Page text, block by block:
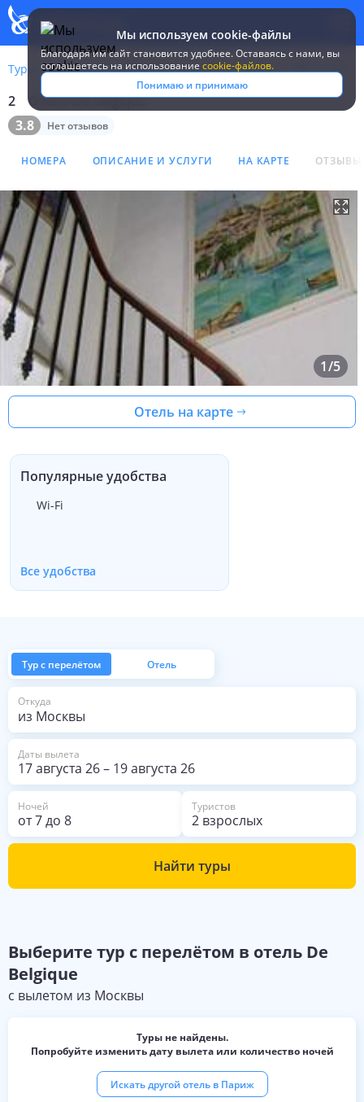
Мы используем cookie-файлы
Благодаря им сайт становится удобнее. Оставаясь c нами, вы
соглашаетесь на использование cookie-файлов.
Понимаю и принимаю
Туры Франция Париж De Belgique
Отель De Belgique 2*
2
Отель De Belgique
3.8
Нет отзывов
НОМЕРА ОПИСАНИЕ И УСЛУГИ НА КАРТЕ ОТЗЫВЫ
1/5
Отель на карте
Популярные удобства
Wi-Fi
Все удобства
Тур с перелётом Отель
Откуда
из Москвы
Даты вылета
17 августа 26– 19 августа 26
Ночей
от7до 8
Туристов
2 взрослых
Найти туры
Выберите тур с перелётом в отель De
Belgique
с вылетом из Москвы
Туры не найдены.
Попробуйте изменить дату вылета или количество ночей
Искать другой отель в Париж